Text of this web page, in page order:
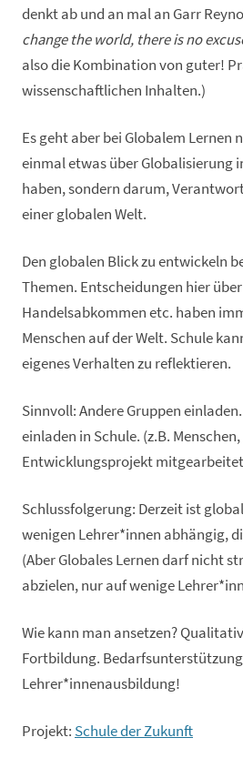
denkt ab und an mal an Garr
change the world, there is no
also die Kombination von guter!
wissenschaftlichen Inhalten.)
Es geht aber bei Globalem Lernen
einmal etwas über Globalisierung
haben, sondern darum,
einer globalen Welt.
Den globalen Blick zu entwickeln
Themen. Entscheidungen hier
Handelsabkommen etc. haben
Menschen auf der Welt. Schule
eigenes Verhalten zu reflektieren.
Sinnvoll: Andere Gruppen
einladen in Schule. (z.B.
Entwicklungsprojekt
Schlussfolgerung: Derzeit ist
wenigen Lehrer*innen abhängig,
(Aber Globales Lernen darf nicht
abzielen, nur auf wenige
Wie kann man ansetzen?
Fortbildung.
Lehrer*innenausbildung!
Projekt: Schule der Zukunft